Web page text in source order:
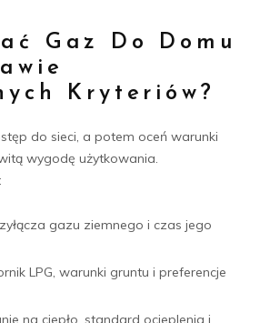
Gaz Do Domu
Kryteriów?
do sieci, a potem oceń warunki
wygodę użytkowania.
gazu ziemnego i czas jego
LPG, warunki gruntu i preferencje
na ciepło, standard ocieplenia i